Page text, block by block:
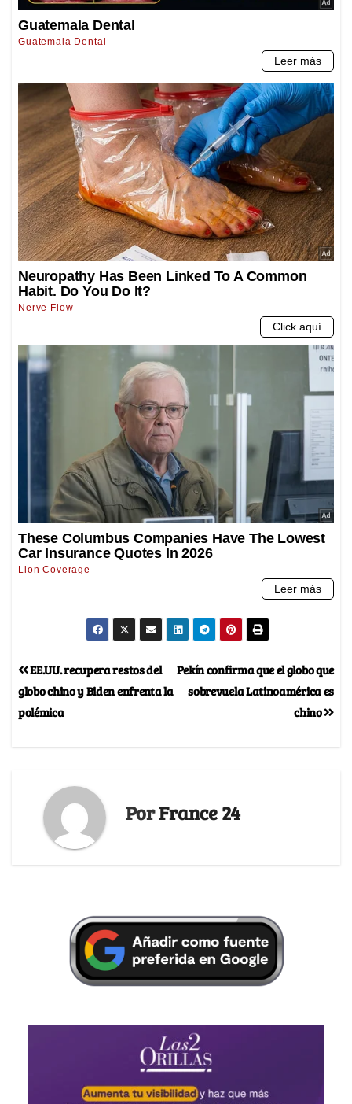
Pekín confirma que el globo que
sobrevuela Latinoamérica es
chino
EE.UU. recupera restos del
globo chino y Biden enfrenta la
polémica
PorFrance 24